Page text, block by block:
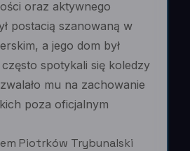
oraz aktywnego
postacią szanowaną w
a jego dom był
często spotykali się koledzy
mu na zachowanie
poza oficjalnym
Piotrków Trybunalski